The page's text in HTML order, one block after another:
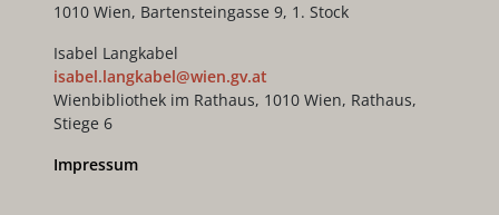
1010 Wien, Bartensteingasse 9, 1. Stock
Isabel Langkabel
isabel.langkabel@wien.gv.at
Wienbibliothek im Rathaus, 1010 Wien, Rathaus,
Stiege 6
Impressum